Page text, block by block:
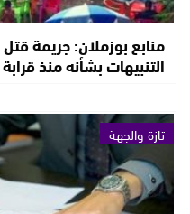
منابع بوزملان: جريمة
التنبيهات بشأنه منذ
تازة والجهة